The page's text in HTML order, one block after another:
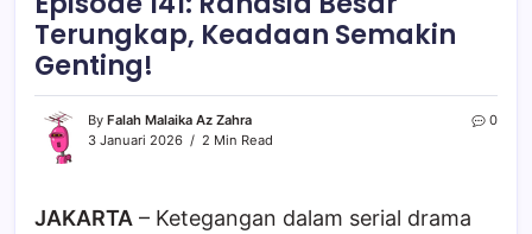
Terungkap, Keadaan Semakin
Genting!
By Falah Malaika Az Zahra
3 Januari 2026
2 Min Read
0
JAKARTA – Ketegangan dalam serial drama